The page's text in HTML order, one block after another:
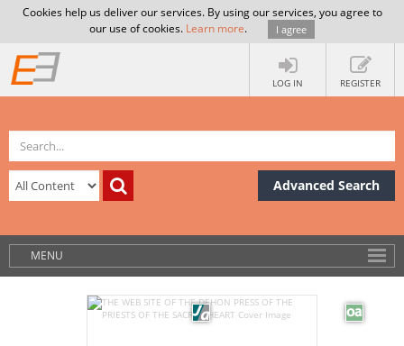
Cookies help us deliver our services. By using our services, you agree to
our use of cookies. Learn more. I agree
LOG IN REGISTER
Advanced Search
MENU